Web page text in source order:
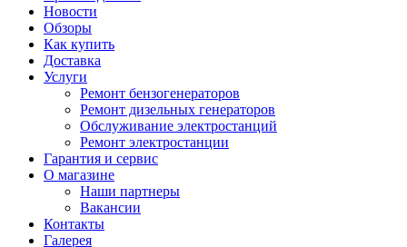
Новости
Обзоры
Как купить
Доставка
Услуги
Ремонт бензогенераторов
Ремонт дизельных генераторов
Обслуживание электростанций
Ремонт электростанции
Гарантия и сервис
О магазине
Наши партнеры
Вакансии
Контакты
Галерея